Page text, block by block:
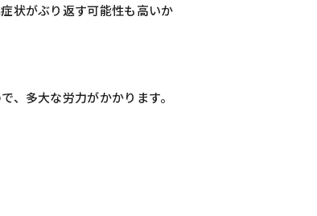
状がぶり返す可能性も高いか
、多大な労力がかかります。